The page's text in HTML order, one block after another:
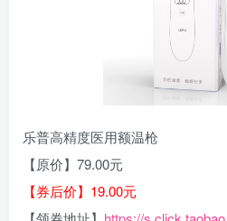
乐普高精度医用额温枪
【原价】79.00元
【券后价】19.00元